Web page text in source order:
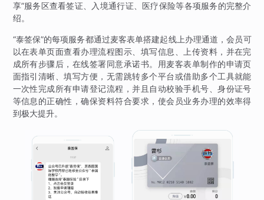
享”服务区查看签证、入境通行证、医疗保险等各项服务的完整介
绍。
“泰签保”的每项服务都通过麦客表单搭建起线上办理通道，会员可
以在表单页面查看办理流程图示、填写信息、上传资料，并在完
成所有步骤后，在线签署同意承诺书。用麦客表单制作的申请页
面指引清晰、填写方便，无需跳转多个平台或借助多个工具就能
一次性完成所有申请登记流程，并且自动校验手机号、身份证号
等信息的正确性，确保资料符合要求，使会员业务办理的效率得
到极大提升。